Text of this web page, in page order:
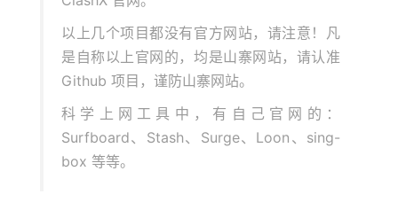
以上几个项目都没有官方网站，请注意！凡
是自称以上官网的，均是山寨网站，请认准
Github 项目，谨防山寨网站。
科学上网工具中，有自己官网的：
Surfboard、Stash、Surge、Loon、sing-
box 等等。